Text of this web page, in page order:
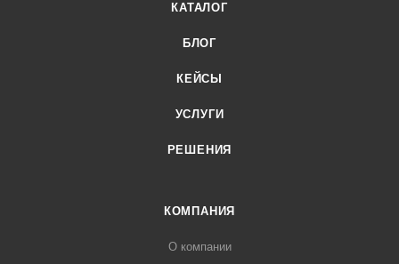
КАТАЛОГ
БЛОГ
КЕЙСЫ
УСЛУГИ
РЕШЕНИЯ
КОМПАНИЯ
О компании